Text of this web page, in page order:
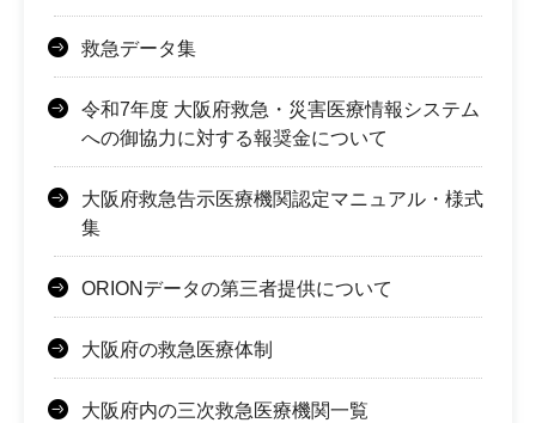
救急データ集
令和7年度 大阪府救急・災害医療情報システム
への御協力に対する報奨金について
大阪府救急告示医療機関認定マニュアル・様式
集
ORIONデータの第三者提供について
大阪府の救急医療体制
大阪府内の三次救急医療機関一覧